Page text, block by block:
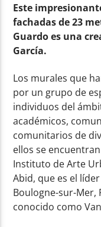
Este
fachadas de 23
Guardo es una
García.
Los murales que
por un grupo de
individuos del
académicos,
comunitarios de
ellos se
Instituto de Arte
Abid, que es el
Boulogne-sur-Mer,
conocido como